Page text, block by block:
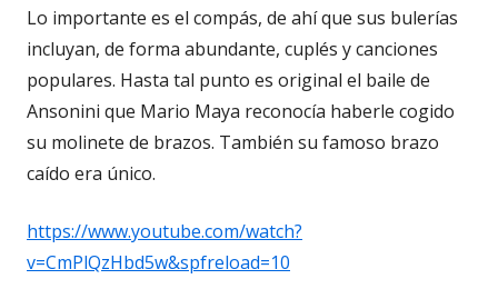
Lo importante es el compás, de ahí que sus bulerías
incluyan, de forma abundante, cuplés y canciones
populares. Hasta tal punto es original el baile de
Ansonini que Mario Maya reconocía haberle cogido
su molinete de brazos. También su famoso brazo
caído era único.
https://www.youtube.com/watch?
v=CmPlQzHbd5w&spfreload=10